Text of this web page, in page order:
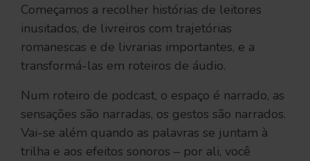
Começamos a recolher histórias de leitores
inusitados, de livreiros com trajetórias
romanescas e de livrarias importantes, e a
transformá-las em roteiros de áudio.
Num roteiro de podcast, o espaço é narrado, as
sensações são narradas, os gestos são narrados.
Vai-se além quando as palavras se juntam à
trilha e aos efeitos sonoros – por ali, você